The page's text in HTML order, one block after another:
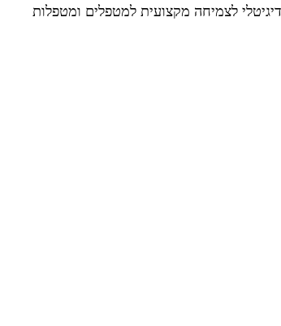
לצמיחה מקצועית למטפלים ומטפלות